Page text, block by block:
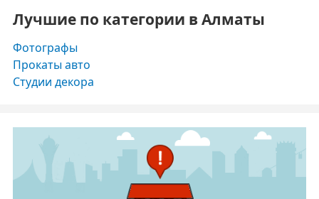
Лучшие по категории в Алматы
Фотографы
Прокаты авто
Студии декора